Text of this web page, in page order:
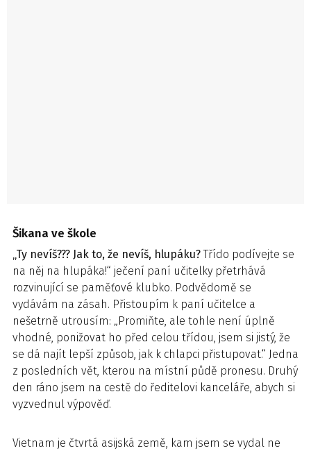
Šikana ve škole
„Ty nevíš??? Jak to, že nevíš, hlupáku?Třído podívejte se
na něj na hlupáka!“ ječení paní učitelky přetrhává
rozvinující se paměťové klubko. Podvědomě se
vydávám na zásah. Přistoupím k paní učitelce a
nešetrně utrousím: „Promiňte, ale tohle není úplně
vhodné, ponižovat ho před celou třídou, jsem si jistý, že
se dá najít lepší způsob, jak k chlapci přistupovat.“ Jedna
z posledních vět, kterou na místní půdě pronesu. Druhý
den ráno jsem na cestě do ředitelovi kanceláře, abych si
vyzvednul výpověď.
Vietnam je čtvrtá asijská země, kam jsem se vydal ne